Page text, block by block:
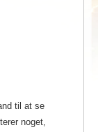
til at se
noget,